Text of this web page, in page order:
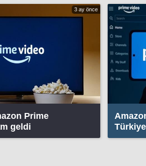
3 ay önce
Prime
geldi
reklam